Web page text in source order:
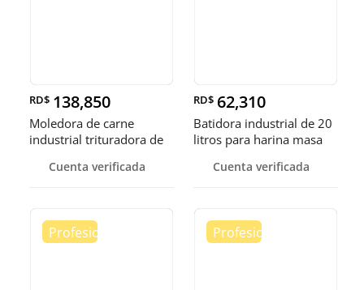
RD$ 138,850
Moledora de carne
industrial trituradora de
Cuenta verificada
RD$ 62,310
Batidora industrial de 20
litros para harina masa
Cuenta verificada